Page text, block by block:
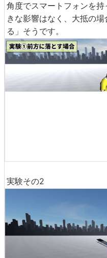
角度でスマートフォンを
きな影響はなく、大抵の
る」そうです。
実験その2